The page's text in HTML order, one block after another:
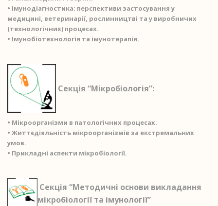
• Імунодіагностика: перспективи застосування у
медицині, ветеринарії, рослинництві та у виробничих
(технологічних) процесах.
• Імунобіотехнологія та імунотерапія.
Секція “Мікробіологія”:
• Мікроорганізми в патологічних процесах.
• Життєдіяльність мікроорганізмів за екстремальних
умов.
• Прикладні аспекти мікробіології.
Секція “Методичні основи викладання
мікробіології та імунології”